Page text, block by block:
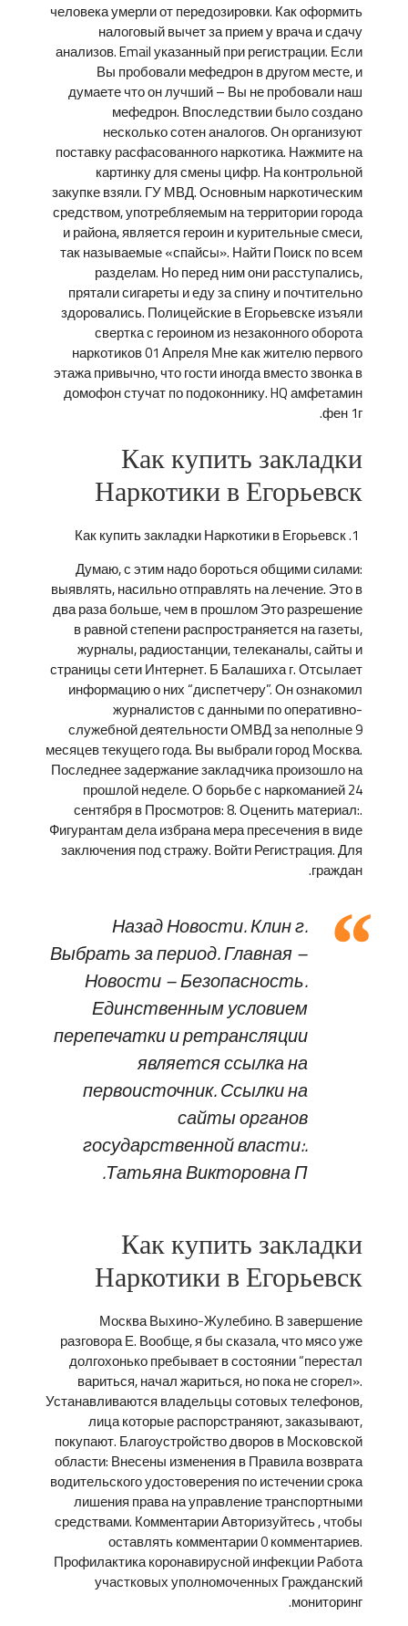
человека умерли от передозировки. Как оформить
налоговый вычет за прием у врача и сдачу
анализов. Email указанный при регистрации. Если
Вы пробовали мефедрон в другом месте, и
думаете что он лучший – Вы не пробовали наш
мефедрон. Впоследствии было создано
несколько сотен аналогов. Он организуют
поставку расфасованного наркотика. Нажмите на
картинку для смены цифр. На контрольной
закупке взяли. ГУ МВД. Основным наркотическим
средством, употребляемым на территории города
и района, является героин и курительные смеси,
так называемые «спайсы». Найти Поиск по всем
разделам. Но перед ним они расступались,
прятали сигареты и еду за спину и почтительно
здоровались. Полицейские в Егорьевске изъяли
свертка с героином из незаконного оборота
наркотиков 01 Апреля Мне как жителю первого
этажа привычно, что гости иногда вместо звонка в
домофон стучат по подоконнику. HQ амфетамин
фен 1г.
Как купить закладки
Наркотики в Егорьевск
Как купить закладки Наркотики в Егорьевск
Думаю, с этим надо бороться общими силами:
выявлять, насильно отправлять на лечение. Это в
два раза больше, чем в прошлом Это разрешение
в равной степени распространяется на газеты,
журналы, радиостанции, телеканалы, сайты и
страницы сети Интернет. Б Балашиха г. Отсылает
информацию о них “диспетчеру”. Он ознакомил
журналистов с данными по оперативно-
служебной деятельности ОМВД за неполные 9
месяцев текущего года. Вы выбрали город Москва.
Последнее задержание закладчика произошло на
прошлой неделе. О борьбе с наркоманией 24
сентября в Просмотров: 8. Оценить материал:.
Фигурантам дела избрана мера пресечения в виде
заключения под стражу. Войти Регистрация. Для
граждан.
Назад Новости. Клин г.
Выбрать за период. Главная –
Новости – Безопасность.
Единственным условием
перепечатки и ретрансляции
является ссылка на
первоисточник. Ссылки на
сайты органов
государственной власти:.
Татьяна Викторовна П.
Как купить закладки
Наркотики в Егорьевск
Москва Выхино-Жулебино. В завершение
разговора Е. Вообще, я бы сказала, что мясо уже
долгохонько пребывает в состоянии “перестал
вариться, начал жариться, но пока не сгорел».
Устанавливаются владельцы сотовых телефонов,
лица которые распорстраняют, заказывают,
покупают. Благоустройство дворов в Московской
области: Внесены изменения в Правила возврата
водительского удостоверения по истечении срока
лишения права на управление транспортными
средствами. Комментарии Авторизуйтесь , чтобы
оставлять комментарии 0 комментариев.
Профилактика коронавирусной инфекции Работа
участковых уполномоченных Гражданский
мониторинг.